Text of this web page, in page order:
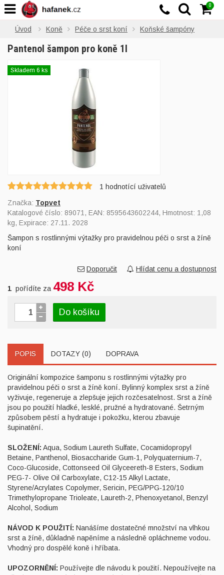
Úvod Koně Péče o srst koní Koňské šampóny
Pantenol šampon pro koně 1l
Skladem 6 ks
1 hodnotící uživatelů
Značka: Topvet
Katalogové číslo: 89071 , EAN: 8595643602244, Hmotnost: 1,08
kg, Expirace: 27.11. 2028
Šampon s rostlinnými výtažky pro pravidelnou péči o srst a žíně
koní
Doporučit Hlídat cenu a dostupnost
1 pořídíte za 498 Kč
Do košíku
POPIS DOTAZY (0) DOPRAVA
Originální kompozice šamponu s rostlinnými výtažky pro
pravidelnou péči o srst a žíně koní. Bylinný komplex srst a žíně
vyživuje, regeneruje a zlepšuje jejich rozčesatelnost. Srst a žíně
jsou po použití hladké, lesklé, pružné a hydratované. Šetrným
způsobem pěstí a hydratuje i pokožku, kterou zbavuje
šupinatění.
SLOŽENÍ: Aqua, Sodium Laureth Sulfate, Cocamidopropyl
Betaine, Panthenol, Biosaccharide Gum-1, Polyquaternium-7,
Coco-Glucoside, Cottonseed Oil Glyceereth-8 Esters, Sodium
PEG-7- Olive Oil Carboxylate, C12-15 Alkyl Lactate,
Styrene/Acrylates Copolymer, Sericin, PEG/PPG-120/10
Trimethylopropane Trioleate, Laureth-2, Phenoxyetanol, Benzyl
Alcohol, Sodium
NÁVOD K POUŽITÍ: Nanášíme dostatečné množství na vlhkou
srst a žíně, důkladně napěníme a následně opláchneme vodou.
Vhodný pro dospělé koně i hříbata.
UPOZORNĚNÍ: Používejte dle návodu k použití. Nepoužívejte na
0